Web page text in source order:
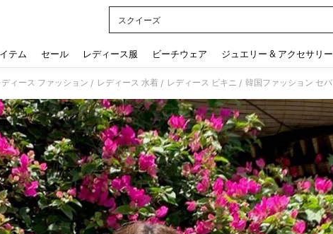
スクイーズ
テム セール レディース服 ビーチウェア ジュエリー & アクセサリー
ディース ファッション / レディース 水着 / レディース ビキニ /